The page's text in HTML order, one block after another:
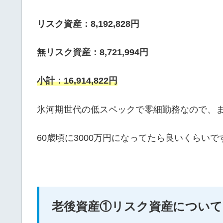
リスク資産：8,192,828円
無リスク資産：8,721,994円
小計：16,914,822円
氷河期世代の低スペックで零細勤務なので、
60歳頃に3000万円になってたら良いくらいで
老後資産①リスク資産について